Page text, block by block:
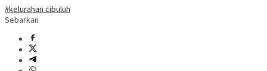
#kelurahan cibuluh
Sebarkan